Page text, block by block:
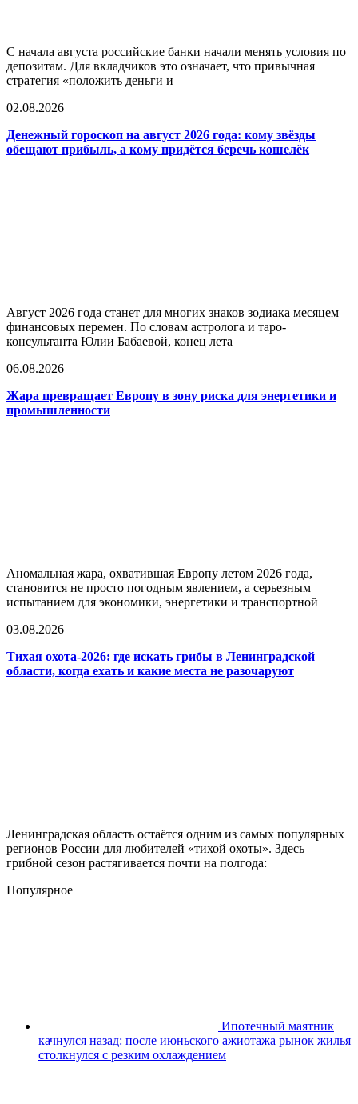
С начала августа российские банки начали менять условия по
депозитам. Для вкладчиков это означает, что привычная
стратегия «положить деньги и
02.08.2026
Денежный гороскоп на август 2026 года: кому звёзды
обещают прибыль, а кому придётся беречь кошелёк
Август 2026 года станет для многих знаков зодиака месяцем
финансовых перемен. По словам астролога и таро-
консультанта Юлии Бабаевой, конец лета
06.08.2026
Жара превращает Европу в зону риска для энергетики и
промышленности
Аномальная жара, охватившая Европу летом 2026 года,
становится не просто погодным явлением, а серьезным
испытанием для экономики, энергетики и транспортной
03.08.2026
Тихая охота-2026: где искать грибы в Ленинградской
области, когда ехать и какие места не разочаруют
Ленинградская область остаётся одним из самых популярных
регионов России для любителей «тихой охоты». Здесь
грибной сезон растягивается почти на полгода:
Популярное
Ипотечный маятник
качнулся назад: после июньского ажиотажа рынок жилья
столкнулся с резким охлаждением